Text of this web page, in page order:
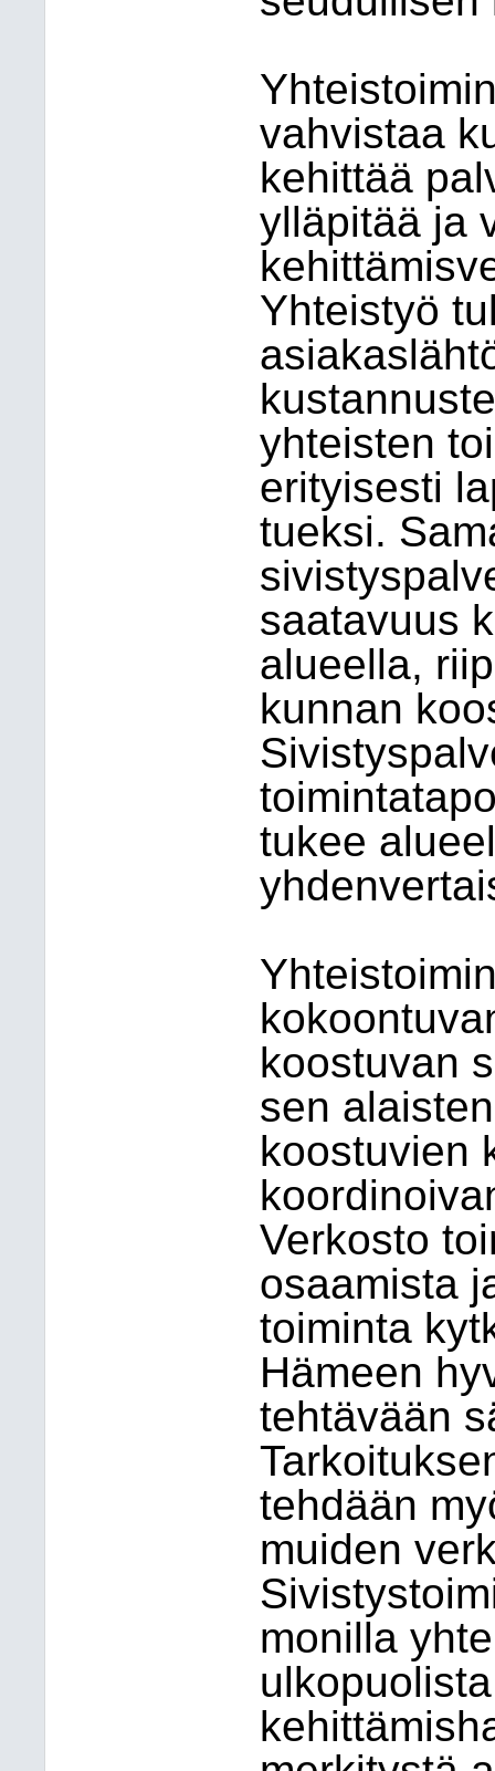
vahvistaa
kehittää
ylläpitää ja
Yhteistyö
yhteisten
erityisesti
tueksi.
saatavuus
alueella,
kunnan
tukee
koostuvan
sen
koostuvien
Verkosto
osaamista
toiminta
Hämeen
tehtävään
tehdään
muiden
monilla